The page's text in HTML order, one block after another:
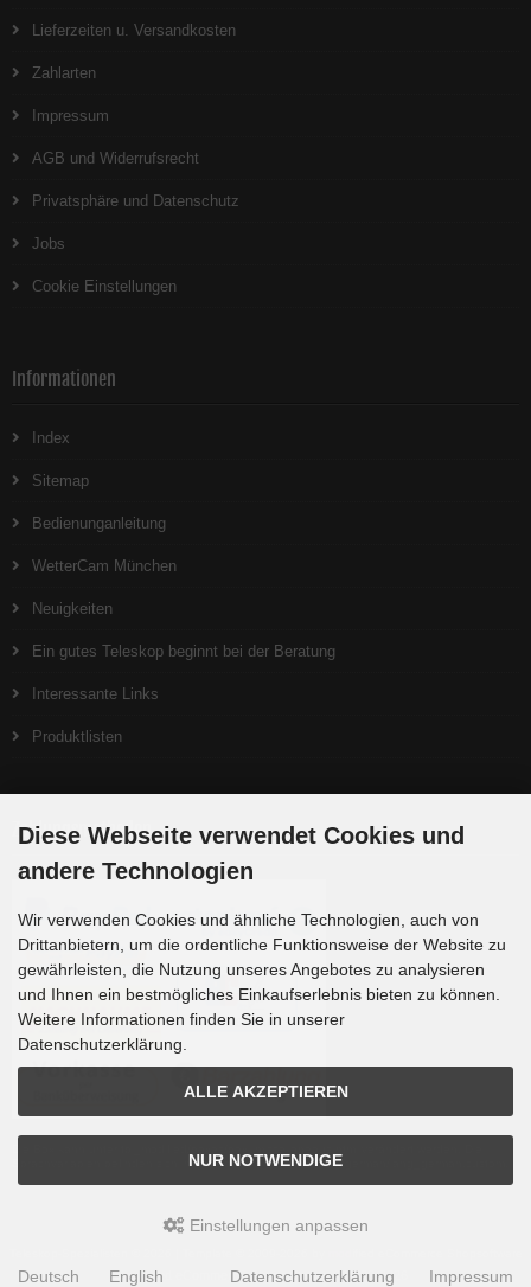
Lieferzeiten u. Versandkosten
Zahlarten
Impressum
AGB und Widerrufsrecht
Privatsphäre und Datenschutz
Jobs
Cookie Einstellungen
Informationen
Index
Sitemap
Bedienunganleitung
WetterCam München
Neuigkeiten
Ein gutes Teleskop beginnt bei der Beratung
Interessante Links
Produktlisten
Zahlungsmethoden
Sprachvariablen befinden sich in der Datei tpl_modified/lang/german/lang_german.custom.
modified eCommerce Shopsoftware © 2009-2026
Diese Webseite verwendet Cookies und
andere Technologien
Wir verwenden Cookies und ähnliche Technologien, auch von
Drittanbietern, um die ordentliche Funktionsweise der Website zu
gewährleisten, die Nutzung unseres Angebotes zu analysieren
und Ihnen ein bestmögliches Einkaufserlebnis bieten zu können.
Weitere Informationen finden Sie in unserer
Datenschutzerklärung.
ALLE AKZEPTIEREN
NUR NOTWENDIGE
Einstellungen anpassen
Deutsch English Datenschutzerklärung Impressum